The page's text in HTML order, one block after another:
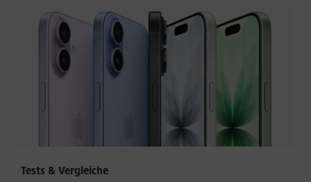
Tests & Vergleiche